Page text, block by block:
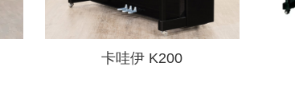
卡哇伊 K200